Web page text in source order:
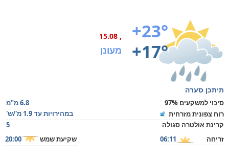
+23°
+17°
, 15.08
מעונן
תיתכן סערה
סיכוי למשקעים 97%
6.8 מ"מ
רוח צפונית מזרחית
במהירויות עד 1.9 מ'/ש'
קרינת אולטרה סגולה
5
זריחה
06:11 שקיעת שמש 20:00